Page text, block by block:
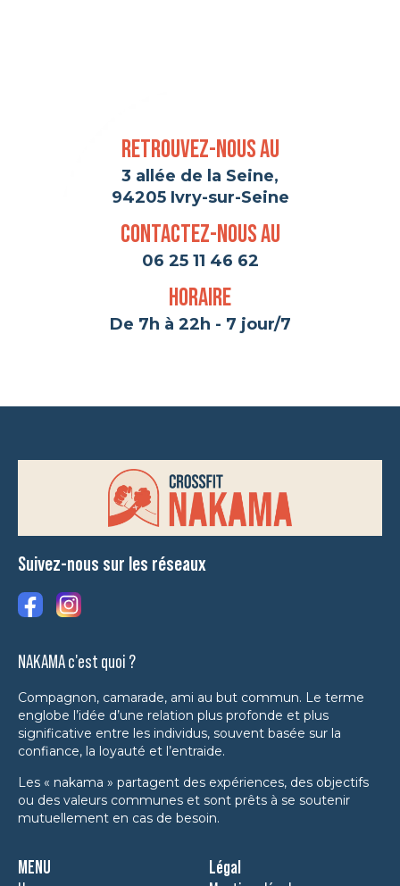
Retrouvez-nous au
3 allée de la Seine,
94205 Ivry-sur-Seine
Contactez-nous au
06 25 11 46 62
Horaire
De 7h à 22h - 7 jour/7
Suivez-nous sur les réseaux
NAKAMA c'est quoi ?
Compagnon, camarade, ami au but commun. Le terme
englobe l’idée d’une relation plus profonde et plus
significative entre les individus, souvent basée sur la
confiance, la loyauté et l’entraide.
Les « nakama » partagent des expériences, des objectifs
ou des valeurs communes et sont prêts à se soutenir
mutuellement en cas de besoin.
MENU
Légal